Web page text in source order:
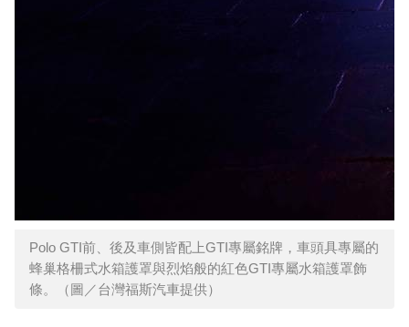
Polo GTI前、後及車側皆配上GTI專屬銘牌，車頭具專屬的
蜂巢格柵式水箱護罩與烈焰般的紅色GTI專屬水箱護罩飾
條。（圖／台灣福斯汽車提供）